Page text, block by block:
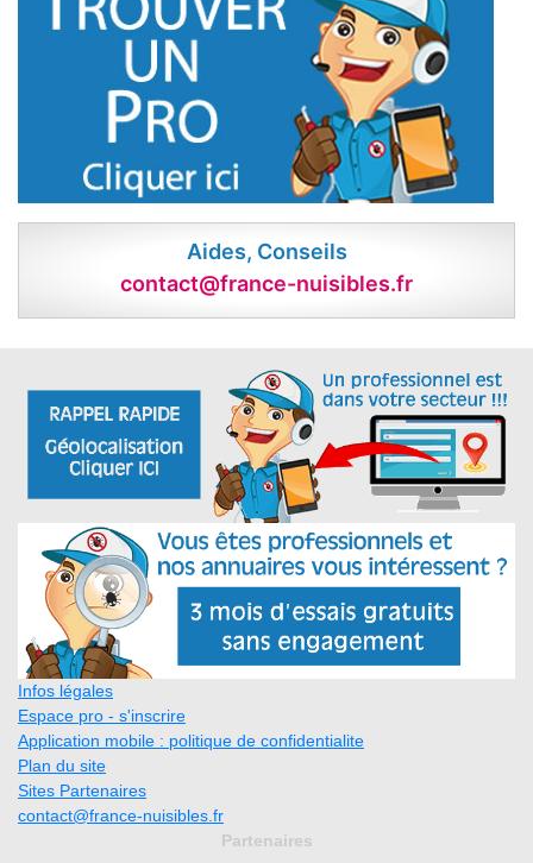
Aides, Conseils
contact@france-nuisibles.fr
Infos légales
Espace pro - s'inscrire
Application mobile : politique de confidentialite
Plan du site
Sites Partenaires
contact@france-nuisibles.fr
Partenaires